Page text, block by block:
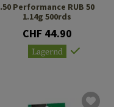
.50 Performance RUB 50
1.14g 500rds
CHF 44.90
Lagernd